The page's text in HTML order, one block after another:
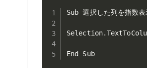
Sub 選択した列を指数
End Sub